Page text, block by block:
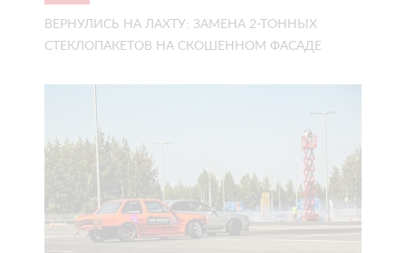
ВЕРНУЛИСЬ НА ЛАХТУ: ЗАМЕНА 2-ТОННЫХ
СТЕКЛОПАКЕТОВ НА СКОШЕННОМ ФАСАДЕ